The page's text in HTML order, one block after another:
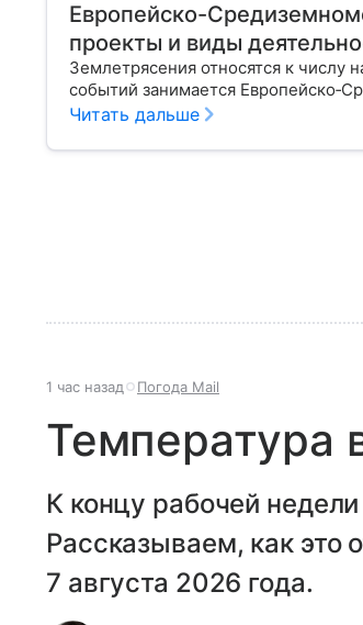
Европейско-
проекты и виды
Землетрясения относятся к числу
событий занимается
Читать дальше
1 час назад Погода Mail
Температура
К концу рабочей
Рассказываем, как это
7 августа 2026 года.